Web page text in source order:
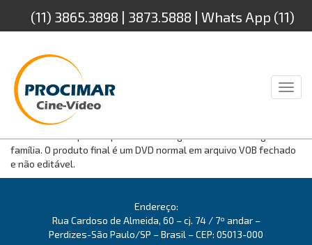
(11) 3865.3898 | 3873.5888 | Whats App (11)
94232.4888
Recomendado para o publico doméstico, a telecinagem para DVD
é a forma mais prática para assistir e guardar filmes antigos de
família. O produto final é um DVD normal em arquivo VOB fechado
e não editável.
Endereço:
Rua Cardoso de Almeida, 60 – cj. 74 / 7º andar –
Perdizes-São Paulo/SP – Brasil – CEP: 05013-000